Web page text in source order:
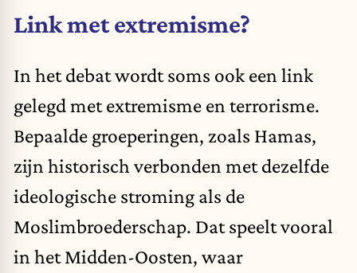
Link met extremisme?
In het debat wordt soms ook een link
gelegd met extremisme en terrorisme.
Bepaalde groeperingen, zoals Hamas,
zijn historisch verbonden met dezelfde
ideologische stroming als de
Moslimbroederschap. Dat speelt vooral
in het Midden-Oosten, waar